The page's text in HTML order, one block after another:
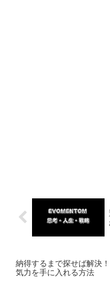
納得するまで探せば解決
気力を手に入れる方法